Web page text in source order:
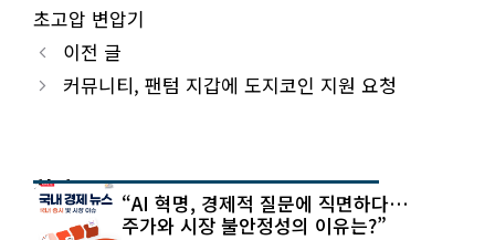
초고압 변압기
이전 글
커뮤니티, 팬텀 지갑에 도지코인 지원 요청
최신 글
“AI 혁명, 경제적 질문에 직면하다…
주가와 시장 불안정성의 이유는?”